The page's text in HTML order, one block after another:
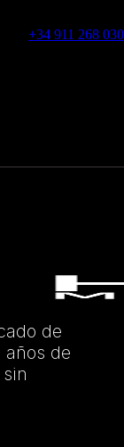
+34 911 268 030
de
años de